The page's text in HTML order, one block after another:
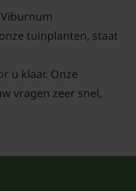
Sneeuwbal is
laat zien op
februari soms
geeft
tuinplanten, staat
u klaar. Onze
vragen zeer snel,